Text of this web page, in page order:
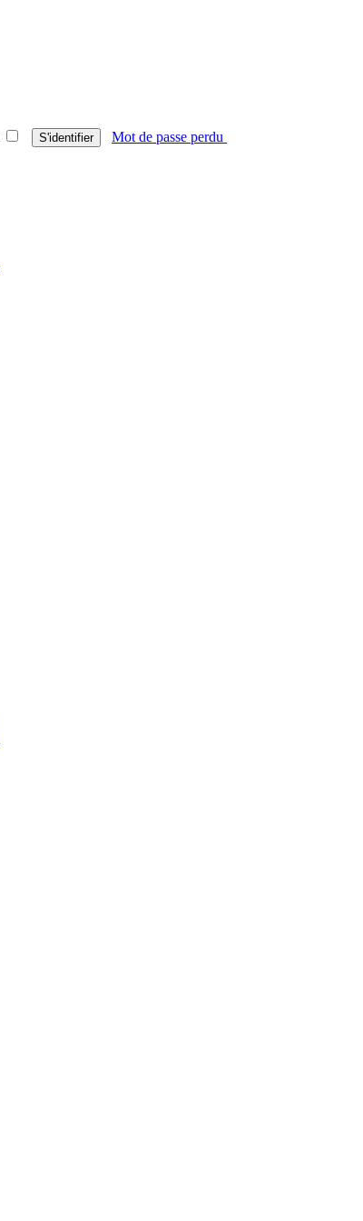
S'identifier Mot de passe perdu